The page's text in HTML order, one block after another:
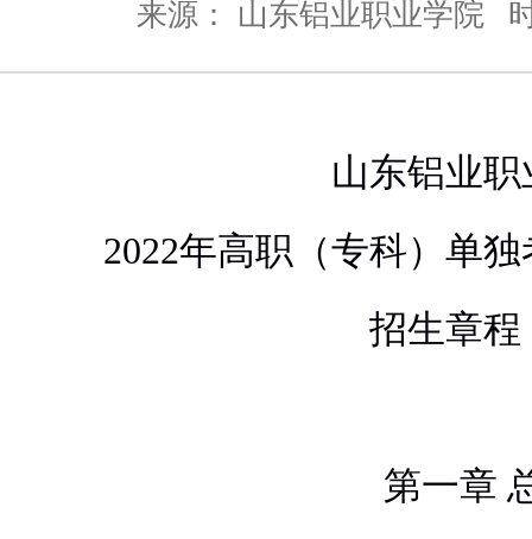
来源： 山东铝业职业学院
山东铝业
2022年高职（专科）单
招生章程
第一章